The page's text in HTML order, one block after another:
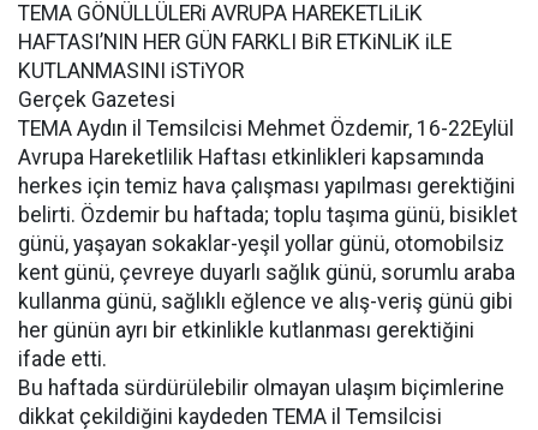
TEMA GÖNÜLLÜLERi AVRUPA HAREKETLiLiK
HAFTASI’NIN HER GÜN FARKLI BiR ETKiNLiK iLE
KUTLANMASINI iSTiYOR
Gerçek Gazetesi
TEMA Aydın il Temsilcisi Mehmet Özdemir, 16-22Eylül
Avrupa Hareketlilik Haftası etkinlikleri kapsamında
herkes için temiz hava çalışması yapılması gerektiğini
belirti. Özdemir bu haftada; toplu taşıma günü, bisiklet
günü, yaşayan sokaklar-yeşil yollar günü, otomobilsiz
kent günü, çevreye duyarlı sağlık günü, sorumlu araba
kullanma günü, sağlıklı eğlence ve alış-veriş günü gibi
her günün ayrı bir etkinlikle kutlanması gerektiğini
ifade etti.
Bu haftada sürdürülebilir olmayan ulaşım biçimlerine
dikkat çekildiğini kaydeden TEMA il Temsilcisi